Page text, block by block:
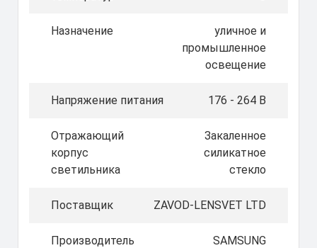
Назначение
уличное и
промышленное
освещение
Напряжение питания 176 - 264 В
Отражающий
корпус
светильника
Закаленное
силикатное
стекло
Поставщик ZAVOD-LENSVET LTD
Производитель
SAMSUNG